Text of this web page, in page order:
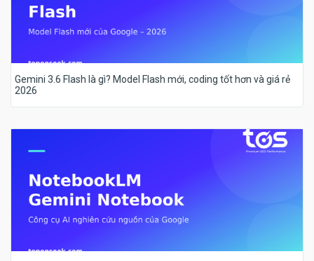
Gemini 3.6 Flash là gì? Model Flash mới, coding tốt hơn và giá rẻ
2026